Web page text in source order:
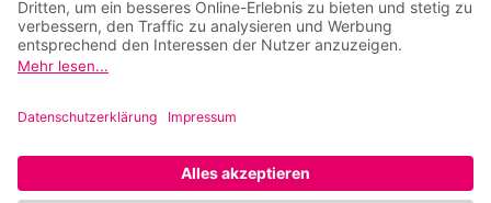
gezielt unterstützen kannst.